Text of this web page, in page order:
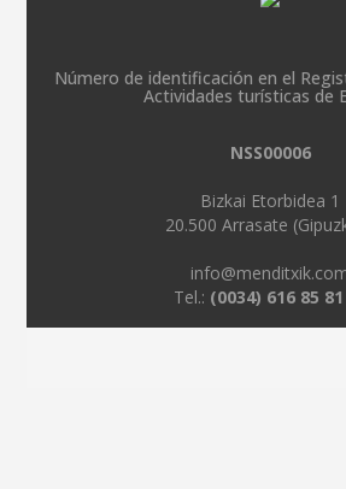
Número de identificación en el
Actividades turísticas de
NSS00006
Bizkai Etorbidea 1
20.500 Arrasate
Tel.: (0034) 616 85